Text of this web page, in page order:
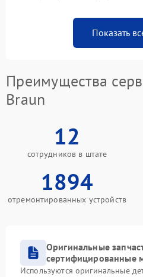
Показать
Преимущества
Braun
12
сотрудников в штате
1894
отремонтированных устройств
Оригинальные
сертифицированные
Используются оригинальные